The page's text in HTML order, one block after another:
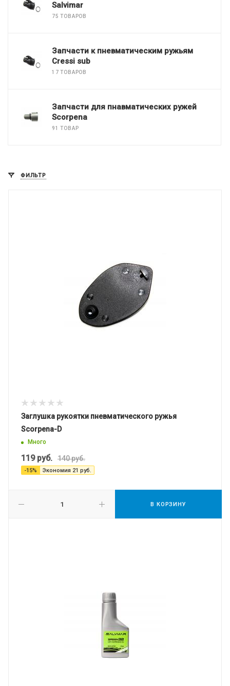
Salvimar
75 ТОВАРОВ
Запчасти к пневматическим ружьям
Cressi sub
17 ТОВАРОВ
Запчасти для пнавматических ружей
Scorpena
91 ТОВАР
ФИЛЬТР
Заглушка рукоятки пневматического ружья
Scorpena-D
Много
119руб. 140руб.
-15% Экономия 21 руб.
В КОРЗИНУ